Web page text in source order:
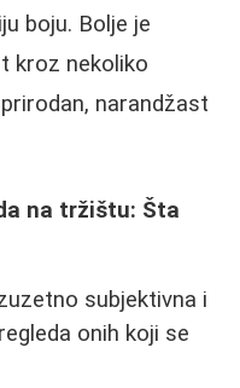
boju. Bolje je
kroz nekoliko
narandžast
na tržištu: Šta
subjektivna i
onih koji se